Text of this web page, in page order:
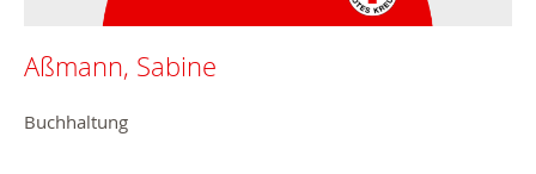
Aßmann, Sabine
Buchhaltung